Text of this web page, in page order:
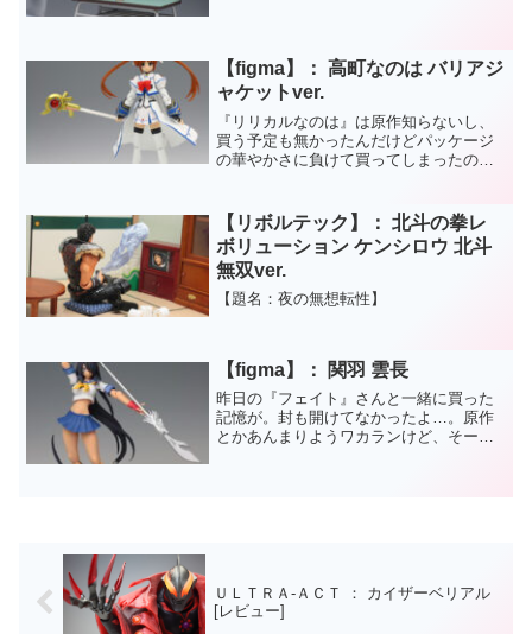
【figma】： 高町なのは バリアジ
ャケットver.
『リリカルなのは』は原作知らないし、
買う予定も無かったんだけどパッケージ
の華やかさに負けて買ってしまったので
ロとよく外れてしまいます。写真では両
面テープで何とか取り付け...
【リボルテック】： 北斗の拳レ
ボリューション ケンシロウ 北斗
無双ver.
【題名：夜の無想転性】
【figma】： 関羽 雲長
昨日の『フェイト』さんと一緒に買った
記憶が。封も開けてなかったよ…。原作
とかあんまりようワカランけど、そーえ
ＵＬＴＲＡ‐ＡＣＴ ： カイザーベリアル
[レビュー]